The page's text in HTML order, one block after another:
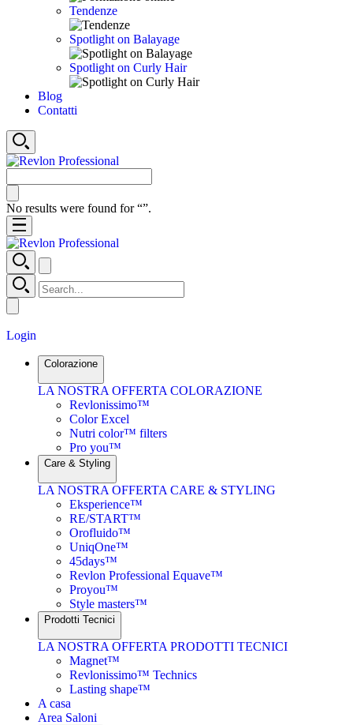
Tendenze
Spotlight on Balayage
Spotlight on Curly Hair
Blog
Contatti
No results were found for “”.
Login
Colorazione
LA NOSTRA OFFERTA COLORAZIONE
Revlonissimo™
Color Excel
Nutri color™ filters
Pro you™
Care & Styling
LA NOSTRA OFFERTA CARE & STYLING
Eksperience™
RE/START™
Orofluido™
UniqOne™
45days™
Revlon Professional Equave™
Proyou™
Style masters™
Prodotti Tecnici
LA NOSTRA OFFERTA PRODOTTI TECNICI
Magnet™
Revlonissimo™ Technics
Lasting shape™
A casa
Area Saloni